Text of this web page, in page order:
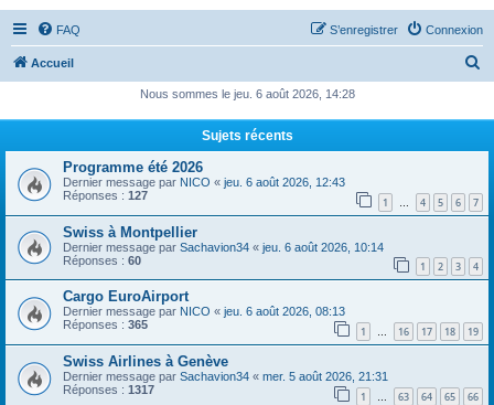
FAQ Connexion
S’enregistrer
Accueil
r
c
e
Nous sommes le jeu. 6 août 2026, 14:28
Sujets récents
Programme été 2026
Dernier message par NICO « jeu. 6 août 2026, 12:43
Réponses : 127 1 … 4 5 6 7
Swiss à Montpellier
Dernier message par Sachavion34 « jeu. 6 août 2026, 10:14
Réponses : 60 1 2 3 4
Cargo EuroAirport
Dernier message par NICO « jeu. 6 août 2026, 08:13
Réponses : 365 1 … 16 17 18 19
Swiss Airlines à Genève
Dernier message par Sachavion34 « mer. 5 août 2026, 21:31
Réponses : 1317 1 … 63 64 65 66